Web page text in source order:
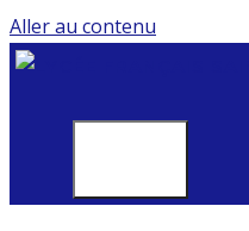
Aller au contenu